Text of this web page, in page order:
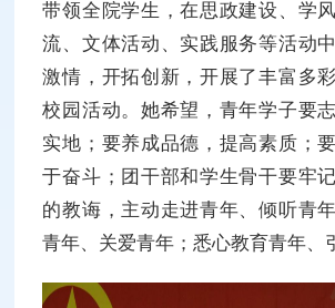
带领全院学生，在思政建设、学
流、文体活动、实践服务等活动
激情，开拓创新，开展了丰富多
校园活动。她希望，青年学子要
实地；要养成品德，提高素质；
于奋斗；团干部和学生骨干要牢
的教诲，主动走进青年、倾听青
青年、关爱青年；悉心教育青年、